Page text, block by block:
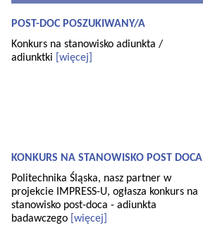
POST-DOC POSZUKIWANY/A
Konkurs na stanowisko adiunkta /
adiunktki
[więcej]
KONKURS NA STANOWISKO POST DOCA
Politechnika Śląska, nasz partner w
projekcie IMPRESS-U, ogłasza konkurs na
stanowisko post-doca - adiunkta
badawczego [więcej]